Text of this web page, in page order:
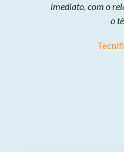
imediato, com o
o